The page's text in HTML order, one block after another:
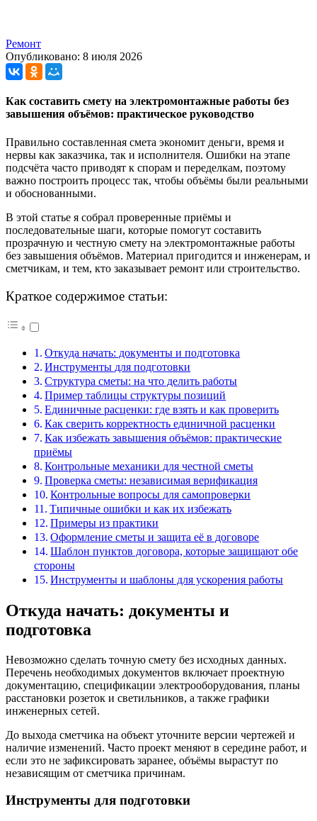
Ремонт
Опубликовано: 8 июля 2026
Как составить смету на электромонтажные работы без
завышения объёмов: практическое руководство
Правильно составленная смета экономит деньги, время и
нервы как заказчика, так и исполнителя. Ошибки на этапе
подсчёта часто приводят к спорам и переделкам, поэтому
важно построить процесс так, чтобы объёмы были реальными
и обоснованными.
В этой статье я собрал проверенные приёмы и
последовательные шаги, которые помогут составить
прозрачную и честную смету на электромонтажные работы
без завышения объёмов. Материал пригодится и инженерам, и
сметчикам, и тем, кто заказывает ремонт или строительство.
Краткое содержимое статьи:
Откуда начать: документы и подготовка
Инструменты для подготовки
Структура сметы: на что делить работы
Пример таблицы структуры позиций
Единичные расценки: где взять и как проверить
Как сверить корректность единичной расценки
Как избежать завышения объёмов: практические
приёмы
Контрольные механики для честной сметы
Проверка сметы: независимая верификация
Контрольные вопросы для самопроверки
Типичные ошибки и как их избежать
Примеры из практики
Оформление сметы и защита её в договоре
Шаблон пунктов договора, которые защищают обе
стороны
Инструменты и шаблоны для ускорения работы
Откуда начать: документы и
подготовка
Невозможно сделать точную смету без исходных данных.
Перечень необходимых документов включает проектную
документацию, спецификации электрооборудования, планы
расстановки розеток и светильников, а также графики
инженерных сетей.
До выхода сметчика на объект уточните версии чертежей и
наличие изменений. Часто проект меняют в середине работ, и
если это не зафиксировать заранее, объёмы вырастут по
независящим от сметчика причинам.
Инструменты для подготовки